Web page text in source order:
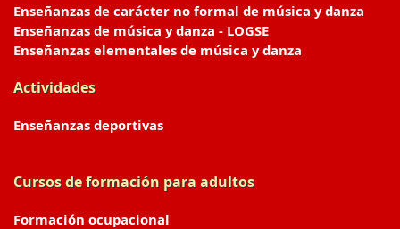
Enseñanzas de carácter no formal de música y danza
Enseñanzas de música y danza - LOGSE
Enseñanzas elementales de música y danza
Actividades
Enseñanzas deportivas
Cursos de formación para adultos
Formación ocupacional